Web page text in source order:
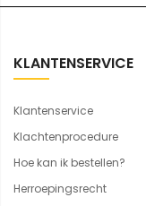
KLANTENSERVICE
Klantenservice
Klachtenprocedure
Hoe kan ik bestellen?
Herroepingsrecht